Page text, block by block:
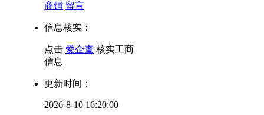
商铺 留言
信息核实：
点击 爱企查 核实工商
信息
更新时间：
2026-8-10 16:20:00